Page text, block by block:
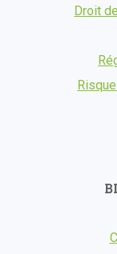
Droit